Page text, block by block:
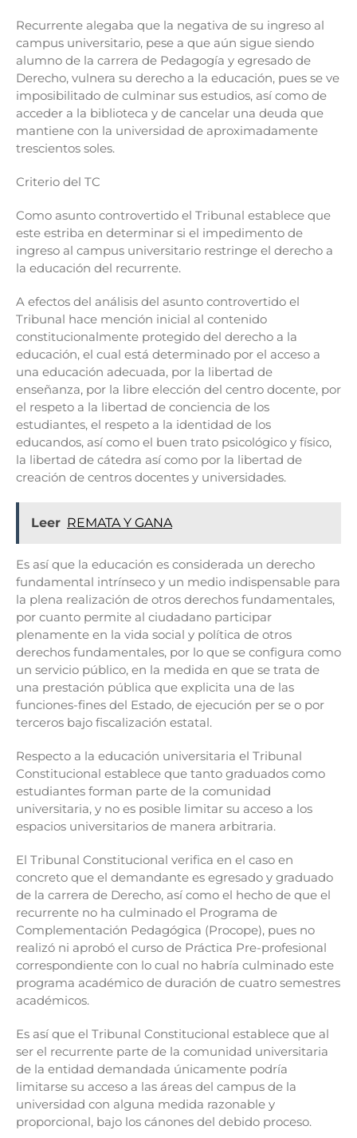
Recurrente alegaba que la negativa de su ingreso al
campus universitario, pese a que aún sigue siendo
alumno de la carrera de Pedagogía y egresado de
Derecho, vulnera su derecho a la educación, pues se ve
imposibilitado de culminar sus estudios, así como de
acceder a la biblioteca y de cancelar una deuda que
mantiene con la universidad de aproximadamente
trescientos soles.
Criterio del TC
Como asunto controvertido el Tribunal establece que
este estriba en determinar si el impedimento de
ingreso al campus universitario restringe el derecho a
la educación del recurrente.
A efectos del análisis del asunto controvertido el
Tribunal hace mención inicial al contenido
constitucionalmente protegido del derecho a la
educación, el cual está determinado por el acceso a
una educación adecuada, por la libertad de
enseñanza, por la libre elección del centro docente, por
el respeto a la libertad de conciencia de los
estudiantes, el respeto a la identidad de los
educandos, así como el buen trato psicológico y físico,
la libertad de cátedra así como por la libertad de
creación de centros docentes y universidades.
Leer REMATA Y GANA
Es así que la educación es considerada un derecho
fundamental intrínseco y un medio indispensable para
la plena realización de otros derechos fundamentales,
por cuanto permite al ciudadano participar
plenamente en la vida social y política de otros
derechos fundamentales, por lo que se configura como
un servicio público, en la medida en que se trata de
una prestación pública que explicita una de las
funciones-fines del Estado, de ejecución per se o por
terceros bajo fiscalización estatal.
Respecto a la educación universitaria el Tribunal
Constitucional establece que tanto graduados como
estudiantes forman parte de la comunidad
universitaria, y no es posible limitar su acceso a los
espacios universitarios de manera arbitraria.
El Tribunal Constitucional verifica en el caso en
concreto que el demandante es egresado y graduado
de la carrera de Derecho, así como el hecho de que el
recurrente no ha culminado el Programa de
Complementación Pedagógica (Procope), pues no
realizó ni aprobó el curso de Práctica Pre-profesional
correspondiente con lo cual no habría culminado este
programa académico de duración de cuatro semestres
académicos.
Es así que el Tribunal Constitucional establece que al
ser el recurrente parte de la comunidad universitaria
de la entidad demandada únicamente podría
limitarse su acceso a las áreas del campus de la
universidad con alguna medida razonable y
proporcional, bajo los cánones del debido proceso.